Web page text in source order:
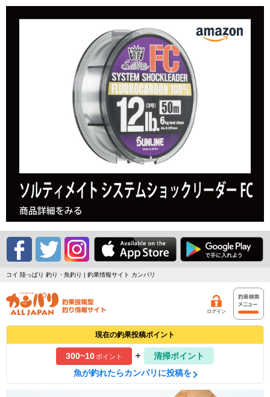
コイ 陸っぱり 釣り・魚釣り | 釣果情報サイト カンパリ
ログイン
現在の釣果投稿ポイント
300~10ポイント +
清掃ポイント
魚が釣れたらカンパリに投稿を